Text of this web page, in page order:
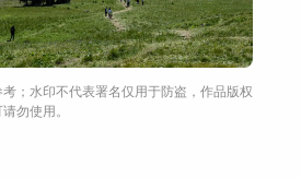
；水印不代表署名仅用于防盗，作品版权
勿使用。